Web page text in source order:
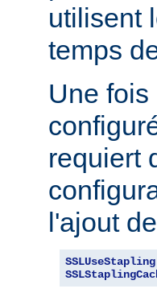
utilisent
temps
Une
requiert
l'ajout
SSLUseStapling